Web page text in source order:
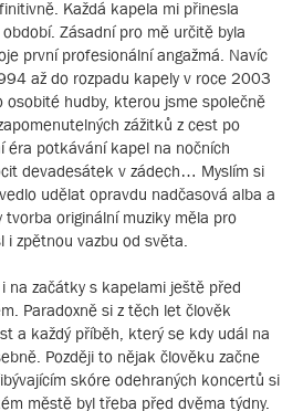
Každá kapela mi přinesla
Zásadní pro mě určitě byla
první profesionální angažmá. Navíc
až do rozpadu kapely v roce 2003
osobité hudby, kterou jsme společně
zážitků z cest po
éra potkávání kapel na nočních
devadesátek v zádech… Myslím si
udělat opravdu nadčasová alba a
originální muziky měla pro
zpětnou vazbu od světa.
na začátky s kapelami ještě před
Paradoxně si z těch let člověk
a každý příběh, který se kdy udál na
Později to nějak člověku začne
skóre odehraných koncertů si
městě byl třeba před dvěma týdny.